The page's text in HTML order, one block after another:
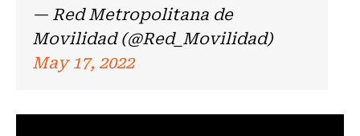
— Red Metropolitana de
Movilidad (@Red_Movilidad)
May 17, 2022